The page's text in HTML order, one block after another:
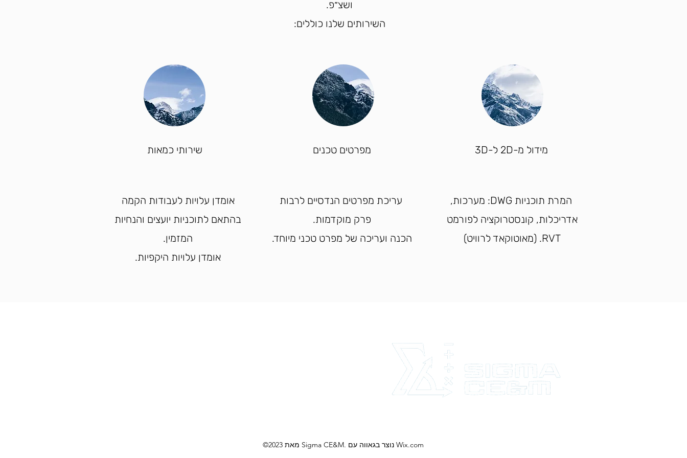
ושצ״פ.
השירותים שלנו כוללים:
שירותי כמאות
אומדן עלויות לעבודות הקמה
בהתאם לתוכניות יועצים והנחיות
המזמין.
אומדן עלויות היקפיות.
מפרטים טכנים
עריכת מפרטים הנדסיים לרבות
פרק מוקדמות.
הכנה ועריכה של מפרט טכני מיוחד.
מידול מ-2D ל-3D
המרת תוכניות DWG: מערכות,
אדריכלות, קונסטרוקציה לפורמט
RVT. (מאוטוקאד לרוויט)
©2023 מאת Sigma CE&M. נוצר בגאווה עם Wix.com